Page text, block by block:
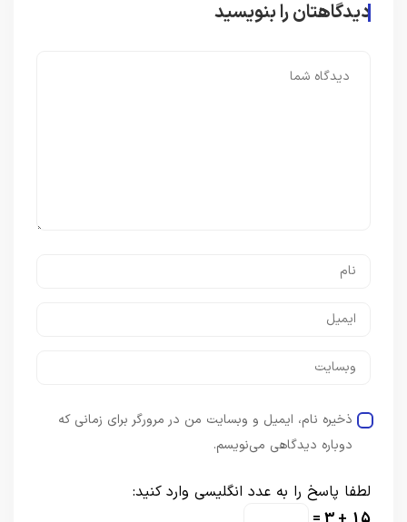
دیدگاهتان را بنویسید
ذخیره نام، ایمیل و وبسایت من در مرورگر برای زمانی که
دوباره دیدگاهی می‌نویسم.
لطفا پاسخ را به عدد انگلیسی وارد کنید: